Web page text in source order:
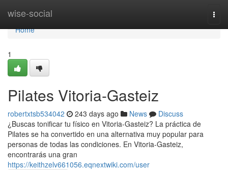
wise-social
Home
Home
1
Pilates Vitoria-Gasteiz
robertxtsb534042 243 days ago News
Discuss
¿Buscas tonificar tu físico en Vitoria-Gasteiz? La práctica de
Pilates se ha convertido en una alternativa muy popular para
personas de todas las condiciones. En Vitoria-Gasteiz,
encontrarás una gran
https://keithzelv661056.eqnextwiki.com/user